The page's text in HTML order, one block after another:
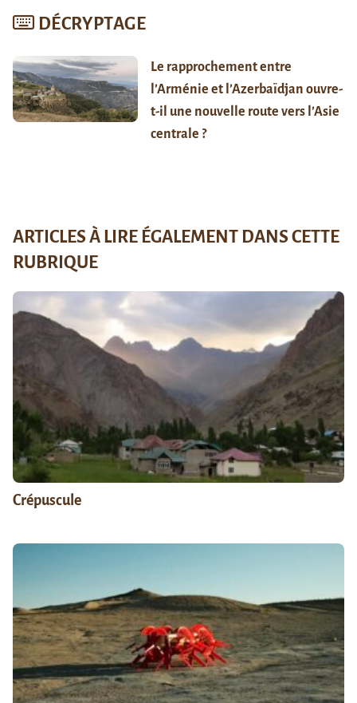
DÉCRYPTAGE
Le rapprochement entre
l’Arménie et l’Azerbaïdjan ouvre-
t-il une nouvelle route vers l’Asie
centrale ?
ARTICLES À LIRE ÉGALEMENT DANS CETTE
RUBRIQUE
Crépuscule